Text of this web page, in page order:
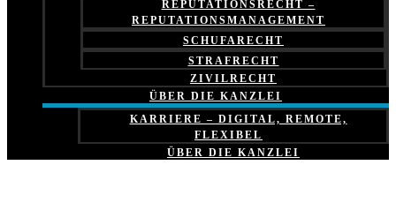
REPUTATIONSRECHT –
REPUTATIONSMANAGEMENT
SCHUFARECHT
STRAFRECHT
ZIVILRECHT
ÜBER DIE KANZLEI
KARRIERE – DIGITAL, REMOTE,
FLEXIBEL
ÜBER DIE KANZLEI